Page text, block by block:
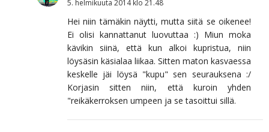
5. helmikuuta 2014 klo 21.48
Hei niin tämäkin näytti, mutta siitä se oikenee!
Ei olisi kannattanut luovuttaa :) Miun moka
kävikin siinä, että kun alkoi kupristua, niin
löysäsin käsialaa liikaa. Sitten maton kasvaessa
keskelle jäi löysä "kupu" sen seurauksena :/
Korjasin sitten niin, että kuroin yhden
"reikäkerroksen umpeen ja se tasoittui sillä.